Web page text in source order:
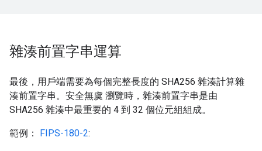
雜湊前置字串運算
最後，用戶端需要為每個完整長度的 SHA256 雜湊計算雜
湊前置字串。安全無虞 瀏覽時，雜湊前置字串是由
SHA256 雜湊中最重要的 4 到 32 個位元組組成。
範例： FIPS-180-2: